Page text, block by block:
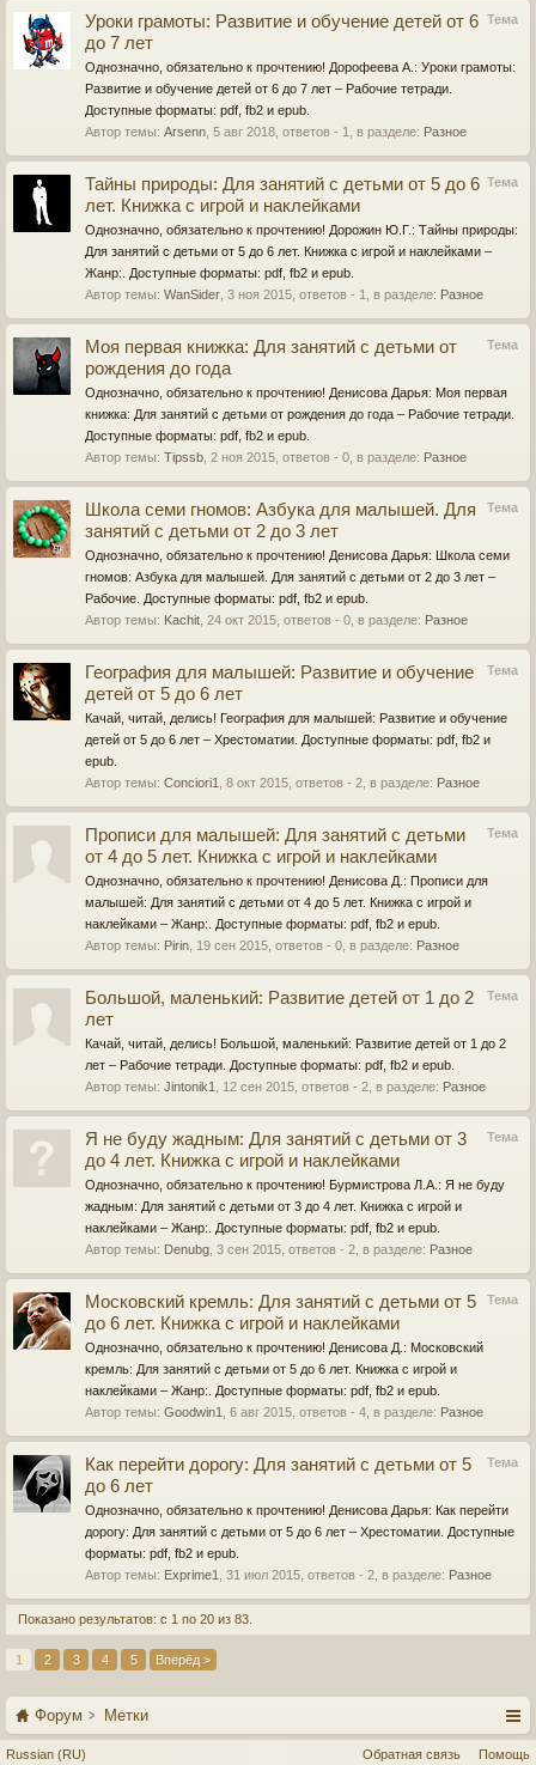
Тема
Уроки грамоты: Развитие и обучение детей от 6
до 7 лет
Однозначно, обязательно к прочтению! Дорофеева А.: Уроки грамоты:
Развитие и обучение детей от 6 до 7 лет – Рабочие тетради.
Доступные форматы: pdf, fb2 и epub.
Автор темы: Arsenn 5 авг 2018 , ответов - 1, в разделе: Разное
Тема
Тайны природы: Для занятий с детьми от 5 до 6
лет. Книжка с игрой и наклейками
Однозначно, обязательно к прочтению! Дорожин Ю.Г.: Тайны природы:
Для занятий с детьми от 5 до 6 лет. Книжка с игрой и наклейками –
Жанр:. Доступные форматы: pdf, fb2 и epub.
Автор темы: WanSider 3 ноя 2015 , ответов - 1, в разделе: Разное
Тема
Моя первая книжка: Для занятий с детьми от
рождения до года
Однозначно, обязательно к прочтению! Денисова Дарья: Моя первая
книжка: Для занятий с детьми от рождения до года – Рабочие тетради.
Доступные форматы: pdf, fb2 и epub.
Автор темы: Tipssb 2 ноя 2015 , ответов - 0, в разделе: Разное
Тема
Школа семи гномов: Азбука для малышей. Для
занятий с детьми от 2 до 3 лет
Однозначно, обязательно к прочтению! Денисова Дарья: Школа семи
гномов: Азбука для малышей. Для занятий с детьми от 2 до 3 лет –
Рабочие. Доступные форматы: pdf, fb2 и epub.
Автор темы: Kachit 24 окт 2015 , ответов - 0, в разделе: Разное
Тема
География для малышей: Развитие и обучение
детей от 5 до 6 лет
Качай, читай, делись! География для малышей: Развитие и обучение
детей от 5 до 6 лет – Хрестоматии. Доступные форматы: pdf, fb2 и
epub.
Автор темы: Conciori1 8 окт 2015 , ответов - 2, в разделе: Разное
Тема
Прописи для малышей: Для занятий с детьми
от 4 до 5 лет. Книжка с игрой и наклейками
Однозначно, обязательно к прочтению! Денисова Д.: Прописи для
малышей: Для занятий с детьми от 4 до 5 лет. Книжка с игрой и
наклейками – Жанр:. Доступные форматы: pdf, fb2 и epub.
Автор темы: Pirin 19 сен 2015 , ответов - 0, в разделе: Разное
Тема
Большой, маленький: Развитие детей от 1 до 2
лет
Качай, читай, делись! Большой, маленький: Развитие детей от 1 до 2
лет – Рабочие тетради. Доступные форматы: pdf, fb2 и epub.
Автор темы: Jintonik1 12 сен 2015 , ответов - 2, в разделе: Разное
Тема
Я не буду жадным: Для занятий с детьми от 3
до 4 лет. Книжка с игрой и наклейками
Однозначно, обязательно к прочтению! Бурмистрова Л.А.: Я не буду
жадным: Для занятий с детьми от 3 до 4 лет. Книжка с игрой и
наклейками – Жанр:. Доступные форматы: pdf, fb2 и epub.
Автор темы: Denubg 3 сен 2015 , ответов - 2, в разделе: Разное
Тема
Московский кремль: Для занятий с детьми от 5
до 6 лет. Книжка с игрой и наклейками
Однозначно, обязательно к прочтению! Денисова Д.: Московский
кремль: Для занятий с детьми от 5 до 6 лет. Книжка с игрой и
наклейками – Жанр:. Доступные форматы: pdf, fb2 и epub.
Автор темы: Goodwin1 6 авг 2015 , ответов - 4, в разделе: Разное
Тема
Как перейти дорогу: Для занятий с детьми от 5
до 6 лет
Однозначно, обязательно к прочтению! Денисова Дарья: Как перейти
дорогу: Для занятий с детьми от 5 до 6 лет – Хрестоматии. Доступные
форматы: pdf, fb2 и epub.
Автор темы: Exprime1 31 июл 2015 , ответов - 2, в разделе: Разное
Показано результатов: с 1 по 20 из 83.
1 2 3 4 5 Вперёд >
Форум Метки
Russian (RU) Обратная связь Помощь